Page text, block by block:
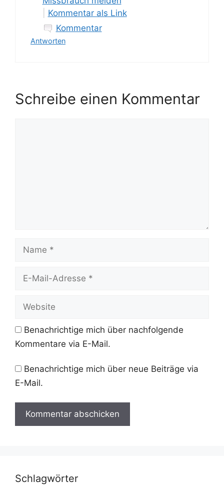
Kommentar als Link
Kommentar
Antworten
Schreibe einen Kommentar
Mail-
Benachrichtige mich über nachfolgende
Kommentare via E-Mail.
Benachrichtige mich über neue Beiträge via
E-Mail.
Schlagwörter